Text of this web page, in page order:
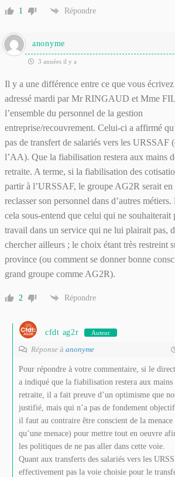
1 Répondre
anonyme
3 années il y a
Il y a une différence entre ce que vous
adressé mardi par Mr RINGAUD et Mme
l’ensemble du personnel de la gestion
entreprise/recouvrement. Celui-ci a affirmé
pas de transfert de salariés vers les URSSAF
l’AA). Que la fiabilisation restera aux mains
retraite. A terme, si la fiabilisation des
partir à l’URSSAF, le groupe AG2R serait en
reclasser son personnel dans d’autres
cela sous-entend que celui qui ne souhaiterait
travail dans un service qui ne lui plairait pas,
chercher ailleurs ; le choix étant très restreint
province (ou comment se donner bonne
grand groupe comme AG2R).
2 Répondre
cfdt ag2r Auteur
Réponse à anonyme
Pour répondre à votre commentaire, si le
a indiqué que la fiabilisation restera aux mains
retraite, il a fait preuve d’un optimisme que
justifié, mais qui n’a pas de fondement
il faut au contraire être conscient de la menace
qu’une menace) pour mettre tout en oeuvre
les politiques de ne pas aller dans cette voie.
Quant aux transferts des salariés vers les
effectivement pas la voie choisie pour le